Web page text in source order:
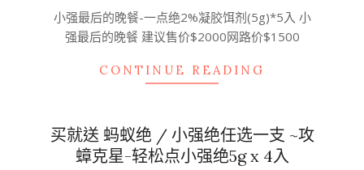
24
小强最后的晚餐-一点绝2%凝胶饵剂(5g)*5入 小
强最后的晚餐 建议售价$2000网路价$1500
CONTINUE READING
买就送 蚂蚁绝 / 小强绝任选一支 ~攻
蟑克星-轻松点小强绝5g x 4入